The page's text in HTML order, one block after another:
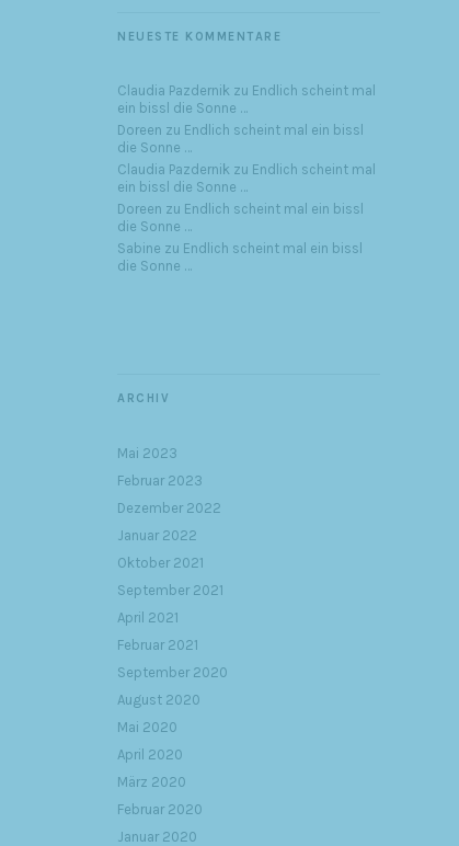
NEUESTE KOMMENTARE
Claudia Pazdernik zu Endlich scheint mal
ein bissl die Sonne …
Doreen zu Endlich scheint mal ein bissl
die Sonne …
Claudia Pazdernik zu Endlich scheint mal
ein bissl die Sonne …
Doreen zu Endlich scheint mal ein bissl
die Sonne …
Sabine zu Endlich scheint mal ein bissl
die Sonne …
ARCHIV
Mai 2023
Februar 2023
Dezember 2022
Januar 2022
Oktober 2021
September 2021
April 2021
Februar 2021
September 2020
August 2020
Mai 2020
April 2020
März 2020
Februar 2020
Januar 2020